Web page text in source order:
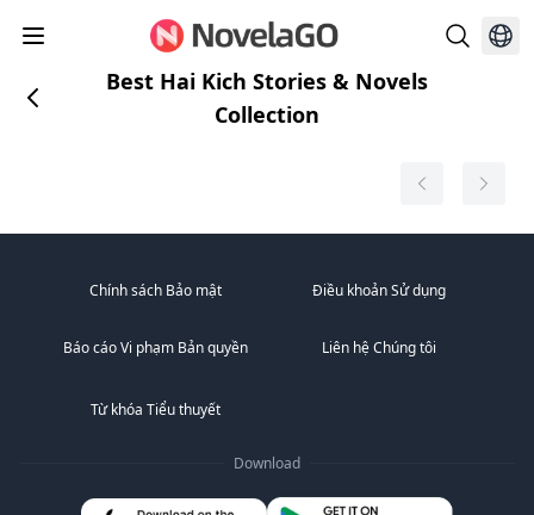
Best Hai Kich Stories & Novels
Collection
Chính sách Bảo mật Điều khoản Sử dụng
Báo cáo Vi phạm Bản quyền Liên hệ Chúng tôi
Từ khóa Tiểu thuyết
Download